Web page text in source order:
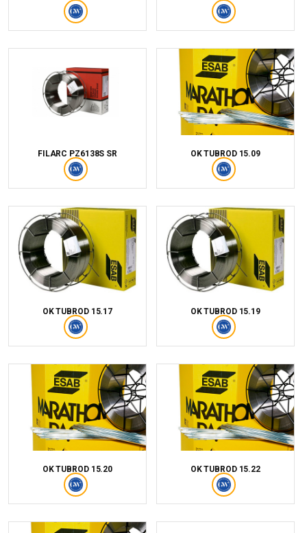
FILARC PZ6138S SR OK TUBROD 15.09
OK TUBROD 15.17 OK TUBROD 15.19
OK TUBROD 15.20 OK TUBROD 15.22